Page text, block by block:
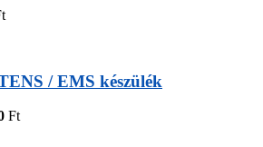
/ EMS készülék
Ft